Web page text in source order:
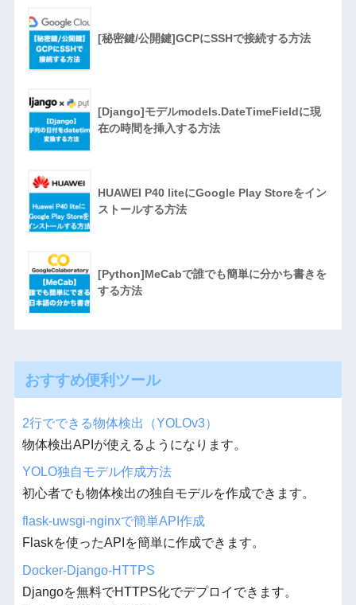
[秘密鍵/公開鍵]GCPにSSHで接続する方法
[Django]モデルmodels.DateTimeFieldに現
在の時間を挿入する方法
HUAWEI P40 liteにGoogle Play Storeをイン
ストールする方法
[Python]MeCabで誰でも簡単に分かち書きを
する方法
おすすめ便利ツール
2行でできる物体検出（YOLOv3）
物体検出APIが使えるようになります。
YOLO独自モデル作成方法
初心者でも物体検出の独自モデルを作成できます。
flask-uwsgi-nginxで簡単API作成
Flaskを使ったAPIを簡単に作成できます。
Docker-Django-HTTPS
Djangoを無料でHTTPS化でデプロイできます。